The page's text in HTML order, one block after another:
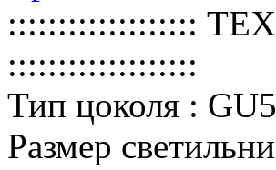
:::::::::::::::::::
:::::::::::::::::::
Тип цоколя :
Размер